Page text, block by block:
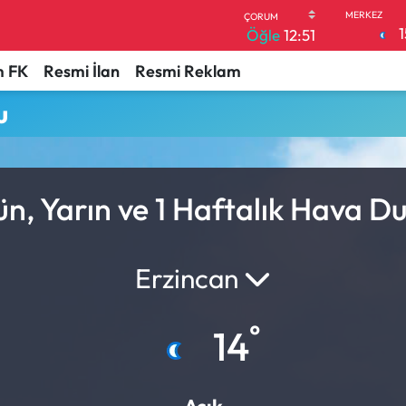
Öğle12:51
FK Resmi İlan Resmi Reklam
Yarın ve 1 Haftalık Hava
Erzincan
14°